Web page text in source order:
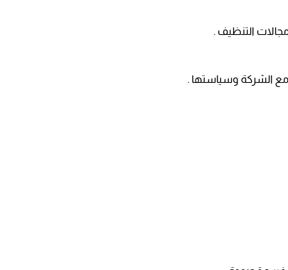
التنظيف .
مع الشركة وسياستها .